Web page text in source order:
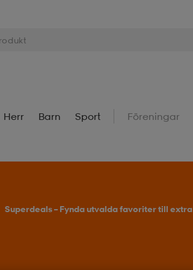
Herr Barn Sport Föreningar
Superdeals – Fynda utvalda favoriter till